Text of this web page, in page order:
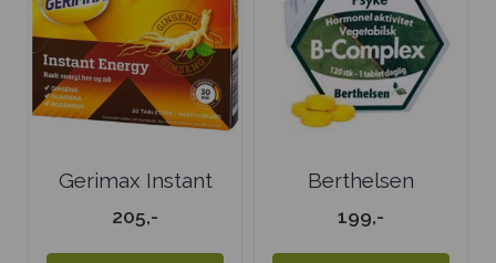
Gerimax Instant
Energy
205,-
Berthelsen
Vegetamin ...
199,-